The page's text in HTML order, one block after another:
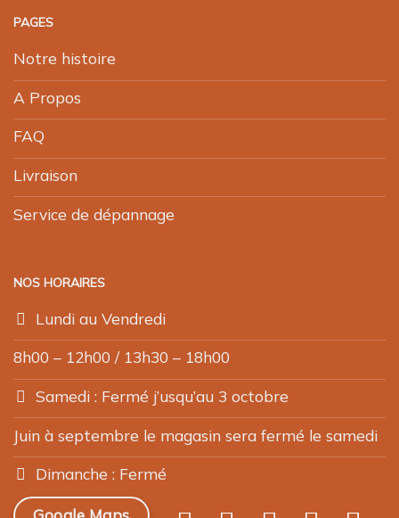
PAGES
Notre histoire
A Propos
FAQ
Livraison
Service de dépannage
NOS HORAIRES
Lundi au Vendredi
8h00 – 12h00 / 13h30 – 18h00
Samedi : Fermé j’usqu’au 3 octobre
Juin à septembre le magasin sera fermé le samedi
Dimanche : Fermé